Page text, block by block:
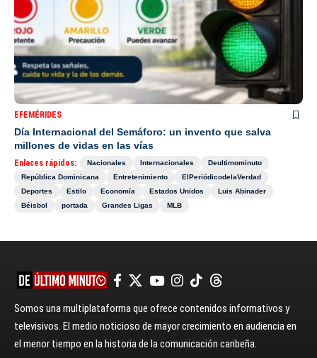
EFEMÉRIDES
Día Internacional del Semáforo: un invento que salva
millones de vidas en las vías
Enlaces rápidos: Nacionales Internacionales
Deultimominuto
República Dominicana
Entretenimiento
ElPeriódicodelaVerdad
Deportes
Estilo Economía Estados Unidos
Luis Abinader
Béisbol
portada Grandes Ligas MLB
Somos una multiplataforma que ofrece contenidos informativos y
televisivos. El medio noticioso de mayor crecimiento en audiencia en
el menor tiempo en la historia de la comunicación caribeña.